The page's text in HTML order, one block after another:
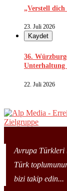
„Verstell
23. Juli 2026
Kaydet
36.
Unterhaltung
22. Juli 2026
Avrupa Türkleri
Türk
bizi takip edin...